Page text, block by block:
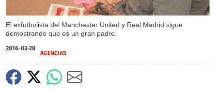
El exfutbolista del Manchester United y Real Madrid sigue
demostrando que es un gran padre.
2016-03-28
AGENCIAS